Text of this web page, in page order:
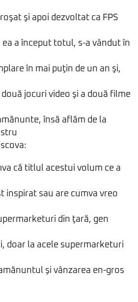
şi apoi dezvoltat ca FPS
ea a început totul, s-a vândut în
în mai puţin de un an şi,
jocuri video şi a două filme
însă aflăm de la
că titlul acestui volum ce a
inspirat sau are cumva vreo
din ţară, gen
doar la acele supermarketuri
şi vânzarea en-gros